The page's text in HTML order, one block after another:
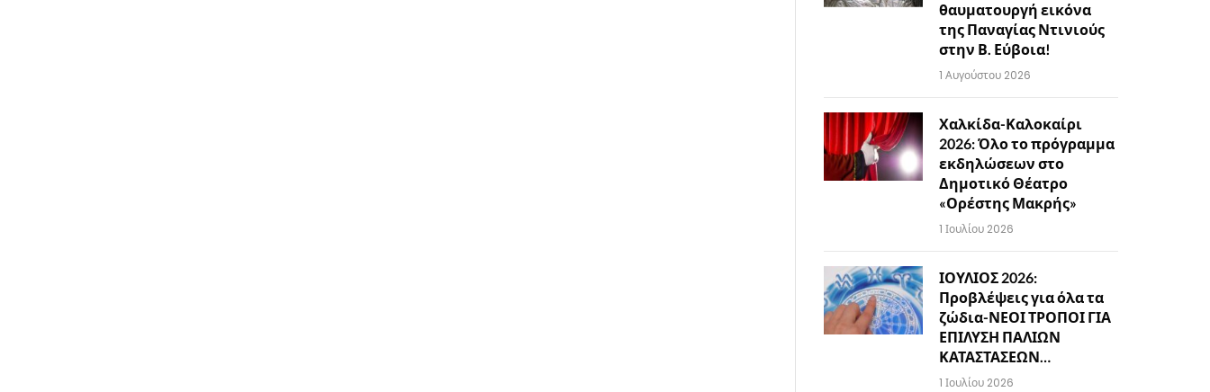
θαυματουργή εικόνα
της Παναγίας Ντινιούς
στην Β. Εύβοια!
1 Αυγούστου 2026
Χαλκίδα-Καλοκαίρι
2026: Όλο το πρόγραμμα
εκδηλώσεων στο
Δημοτικό Θέατρο
«Ορέστης Μακρής»
1 Ιουλίου 2026
ΙΟΥΛΙΟΣ 2026:
Προβλέψεις για όλα τα
ζώδια-ΝΕΟΙ ΤΡΟΠΟΙ ΓΙΑ
ΕΠΙΛΥΣΗ ΠΑΛΙΩΝ
ΚΑΤΑΣΤΑΣΕΩΝ…
1 Ιουλίου 2026